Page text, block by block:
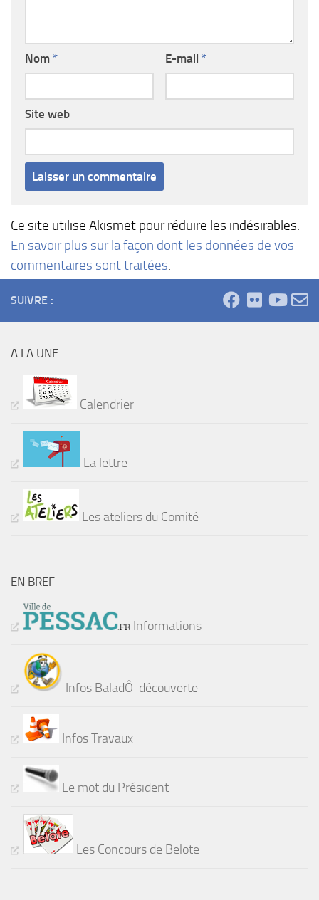
Nom * E-mail *
Site web
Ce site utilise Akismet pour réduire les indésirables.
En savoir plus sur la façon dont les données de vos
commentaires sont traitées.
SUIVRE :
A LA UNE
Calendrier
La lettre
Les ateliers du Comité
EN BREF
Informations
Infos BaladÔ-découverte
Infos Travaux
Le mot du Président
Les Concours de Belote